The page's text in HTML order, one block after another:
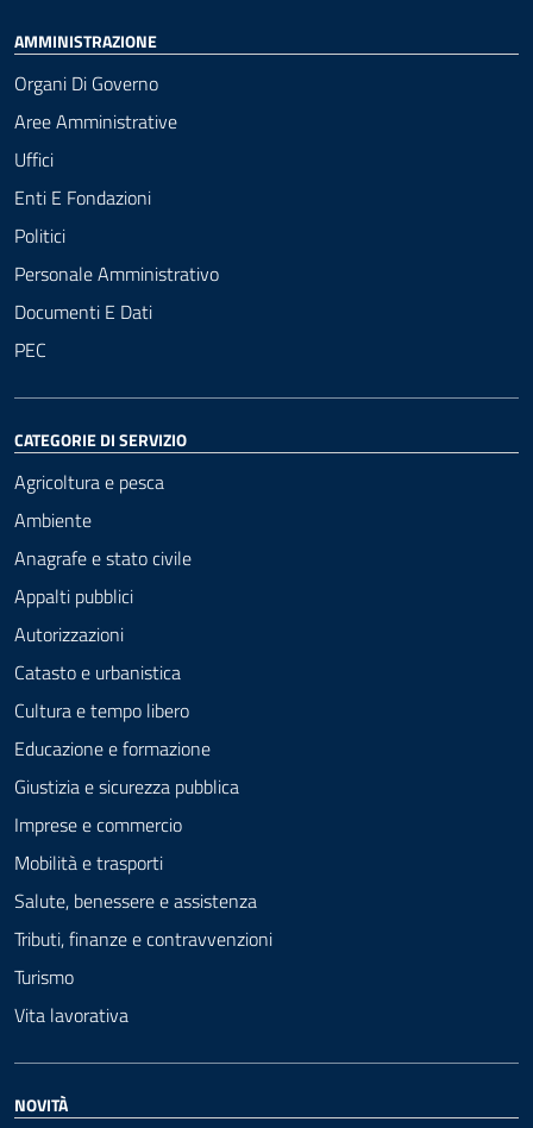
AMMINISTRAZIONE
Organi Di Governo
Aree Amministrative
Uffici
Enti E Fondazioni
Politici
Personale Amministrativo
Documenti E Dati
PEC
CATEGORIE DI SERVIZIO
Agricoltura e pesca
Ambiente
Anagrafe e stato civile
Appalti pubblici
Autorizzazioni
Catasto e urbanistica
Cultura e tempo libero
Educazione e formazione
Giustizia e sicurezza pubblica
Imprese e commercio
Mobilità e trasporti
Salute, benessere e assistenza
Tributi, finanze e contravvenzioni
Turismo
Vita lavorativa
NOVITÀ